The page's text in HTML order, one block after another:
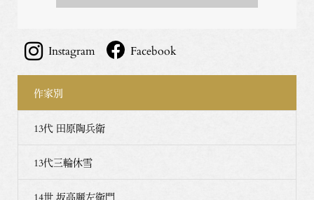
Instagram Facebook
作家別
13代 田原陶兵衛
13代三輪休雪
14世 坂高麗左衛門